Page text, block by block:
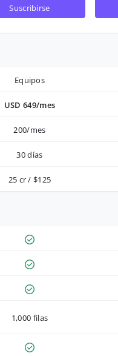
suscribirse
Equipos
USD 649/mes
200/mes
30 días
25 cr / $125
1,000 filas